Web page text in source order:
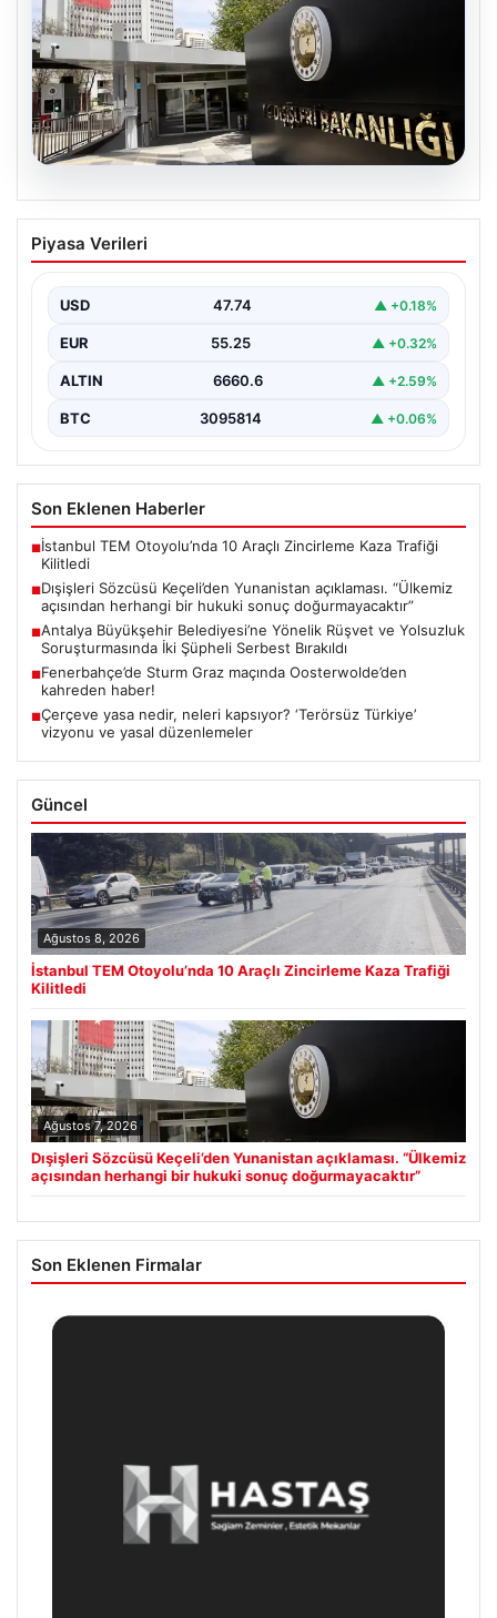
07.08.2026
Dışişleri Sözcüsü Keçeli’den
Yunanistan açıklaması. “Ülkemiz
doğurmayacaktır”
Piyasa Verileri
USD 47.74 ▲ +0.18%
EUR 55.25 ▲ +0.32%
ALTIN 6660.6 ▲ +2.59%
BTC 3095814 ▲ +0.06%
Son Eklenen Haberler
■İstanbul TEM Otoyolu’nda 10 Araçlı Zincirleme Kaza Trafiği
Kilitledi
■Dışişleri Sözcüsü Keçeli’den Yunanistan açıklaması. “Ülkemiz
açısından herhangi bir hukuki sonuç doğurmayacaktır”
■Antalya Büyükşehir Belediyesi’ne Yönelik Rüşvet ve Yolsuzluk
Soruşturmasında İki Şüpheli Serbest Bırakıldı
■Fenerbahçe’de Sturm Graz maçında Oosterwolde’den
kahreden haber!
■Çerçeve yasa nedir, neleri kapsıyor? ‘Terörsüz Türkiye’
vizyonu ve yasal düzenlemeler
Güncel
Ağustos 8, 2026
İstanbul TEM Otoyolu’nda 10 Araçlı Zincirleme Kaza Trafiği
Kilitledi
Ağustos 7, 2026
Dışişleri Sözcüsü Keçeli’den Yunanistan açıklaması. “Ülkemiz
açısından herhangi bir hukuki sonuç doğurmayacaktır”
Son Eklenen Firmalar